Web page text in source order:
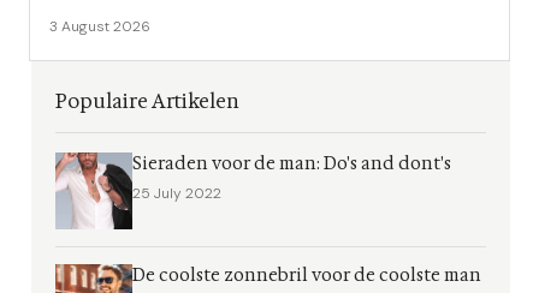
3 August 2026
Populaire Artikelen
Sieraden voor de man: Do's and dont's
25 July 2022
De coolste zonnebril voor de coolste man